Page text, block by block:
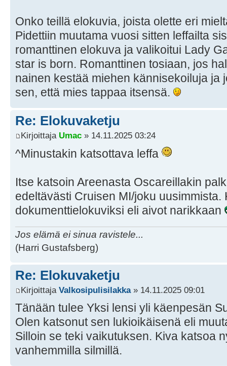
Onko teillä elokuvia, joista olette eri
Pidettiin muutama vuosi sitten leffailta
romanttinen elokuva ja valikoitui Lady
star is born. Romanttinen tosiaan, jos
nainen kestää miehen kännisekoiluja ja
sen, että mies tappaa itsensä.
Re: Elokuvaketju
Kirjoittaja Umac » 14.11.2025 03:24
^Minustakin katsottava leffa
Itse katsoin Areenasta Oscareillakin
edeltävästi Cruisen MI/joku uusimmista.
dokumenttielokuviksi eli aivot narikkaan
Jos elämä ei sinua ravistele...
(Harri Gustafsberg)
Re: Elokuvaketju
Kirjoittaja Valkosipulisilakka» 14.11.2025 09:01
Tänään tulee Yksi lensi yli käenpesän
Olen katsonut sen lukioikäisenä eli
Silloin se teki vaikutuksen. Kiva katsoa
vanhemmilla silmillä.